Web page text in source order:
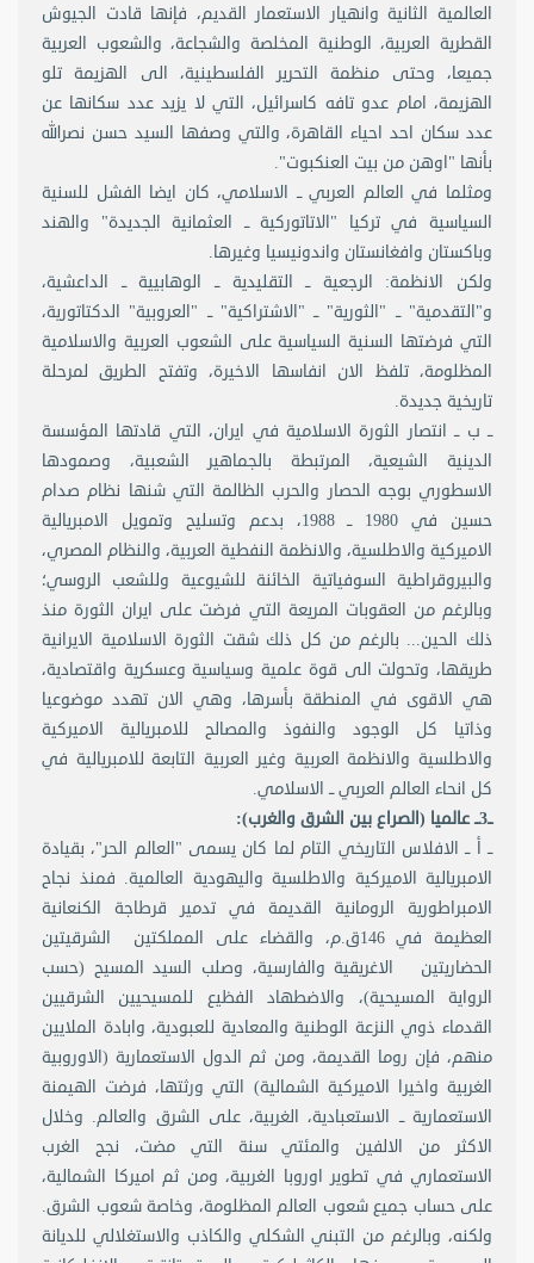
العالمية الثانية وانهيار الاستعمار القديم، فإنها قادت الجيوش
القطرية العربية، الوطنية المخلصة والشجاعة، والشعوب العربية
جميعا، وحتى منظمة التحرير الفلسطينية، الى الهزيمة تلو
الهزيمة، امام عدو تافه كاسرائيل، التي لا يزيد عدد سكانها عن
عدد سكان احد احياء القاهرة، والتي وصفها السيد حسن نصرالله
بأنها "اوهن من بيت العنكبوت".
ومثلما في العالم العربي ــ الاسلامي، كان ايضا الفشل للسنية
السياسية في تركيا "الاتاتوركية ــ العثمانية الجديدة" والهند
وباكستان وافغانستان واندونيسيا وغيرها.
ولكن الانظمة: الرجعية ــ التقليدية ــ الوهابيية ــ الداعشية،
و"التقدمية" ــ "الثورية" ــ "الاشتراكية" ــ "العروبية" الدكتاتورية،
التي فرضتها السنية السياسية على الشعوب العربية والاسلامية
المظلومة، تلفظ الان انفاسها الاخيرة، وتفتح الطريق لمرحلة
تاريخية جديدة.
ــ ب ــ انتصار الثورة الاسلامية في ايران، التي قادتها المؤسسة
الدينية الشيعية، المرتبطة بالجماهير الشعبية، وصمودها
الاسطوري بوجه الحصار والحرب الظالمة التي شنها نظام صدام
حسين في 1980 ــ 1988، بدعم وتسليح وتمويل الامبريالية
الاميركية والاطلسية، والانظمة النفطية العربية، والنظام المصري،
والبيروقراطية السوفياتية الخائنة للشيوعية وللشعب الروسي؛
وبالرغم من العقوبات المريعة التي فرضت على ايران الثورة منذ
ذلك الحين... بالرغم من كل ذلك شقت الثورة الاسلامية الايرانية
طريقها، وتحولت الى قوة علمية وسياسية وعسكرية واقتصادية،
هي الاقوى في المنطقة بأسرها، وهي الان تهدد موضوعيا
وذاتيا كل الوجود والنفوذ والمصالح للامبريالية الاميركية
والاطلسية والانظمة العربية وغير العربية التابعة للامبريالية في
كل انحاء العالم العربي ــ الاسلامي.
ــ3ــ عالميا (الصراع بين الشرق والغرب):
ــ أ ــ الافلاس التاريخي التام لما كان يسمى "العالم الحر"، بقيادة
الامبريالية الاميركية والاطلسية واليهودية العالمية. فمنذ نجاح
الامبراطورية الرومانية القديمة في تدمير قرطاجة الكنعانية
العظيمة في 146ق.م، والقضاء على المملكتين الشرقيتين
الحضاريتين الاغريقية والفارسية، وصلب السيد المسيح (حسب
الرواية المسيحية)، والاضطهاد الفظيع للمسيحيين الشرقيين
القدماء ذوي النزعة الوطنية والمعادية للعبودية، وابادة الملايين
منهم، فإن روما القديمة، ومن ثم الدول الاستعمارية (الاوروبية
الغربية واخيرا الاميركية الشمالية) التي ورثتها، فرضت الهيمنة
الاستعمارية ــ الاستعبادية، الغربية، على الشرق والعالم. وخلال
الاكثر من الالفين والمئتي سنة التي مضت، نجح الغرب
الاستعماري في تطوير اوروبا الغربية، ومن ثم اميركا الشمالية،
على حساب جميع شعوب العالم المظلومة، وخاصة شعوب الشرق.
ولكنه، وبالرغم من التبني الشكلي والكاذب والاستغلالي للديانة